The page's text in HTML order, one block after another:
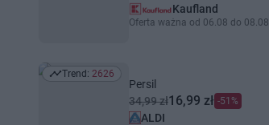
Kaufland
Oferta ważna od 06.08 do 08.08
Trend: 2626
Trend: 2626
Persil
34,99 zł16,99 zł -51%
ALDI